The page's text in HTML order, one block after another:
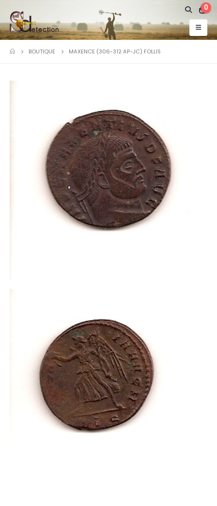
0
BOUTIQUE MAXENCE (306-312 AP-JC) FOLLIS